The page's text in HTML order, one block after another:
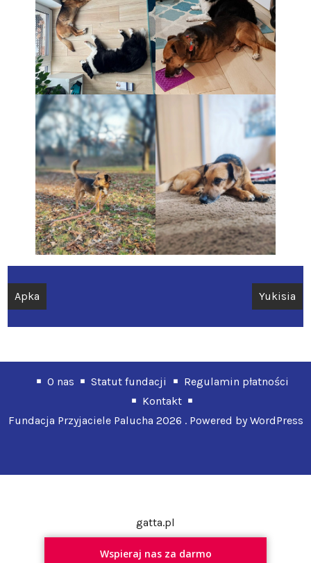
Nawigacja
wpisu
Apka Yukisia
O nas Statut fundacji
Regulamin płatności
Kontakt
Fundacja Przyjaciele Palucha 2026 . Powered by WordPress
gatta.pl
Wspieraj nas za darmo